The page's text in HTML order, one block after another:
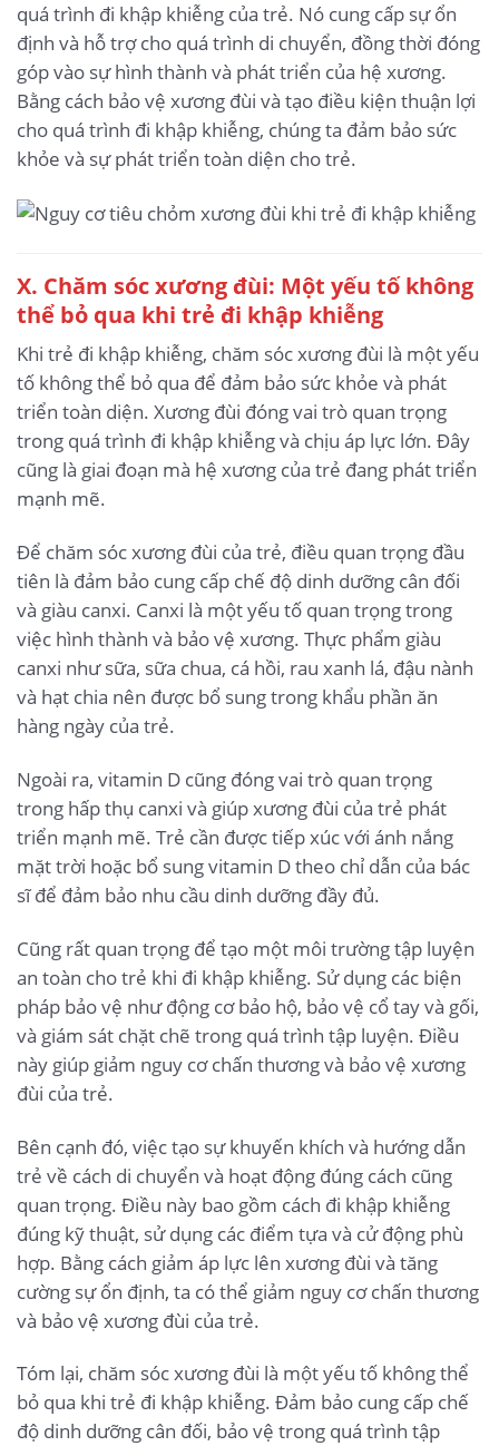
quá trình đi khập khiễng của trẻ. Nó cung cấp sự ổn
định và hỗ trợ cho quá trình di chuyển, đồng thời đóng
góp vào sự hình thành và phát triển của hệ xương.
Bằng cách bảo vệ xương đùi và tạo điều kiện thuận lợi
cho quá trình đi khập khiễng, chúng ta đảm bảo sức
khỏe và sự phát triển toàn diện cho trẻ.
X. Chăm sóc xương đùi: Một yếu tố không
thể bỏ qua khi trẻ đi khập khiễng
Khi trẻ đi khập khiễng, chăm sóc xương đùi là một yếu
tố không thể bỏ qua để đảm bảo sức khỏe và phát
triển toàn diện. Xương đùi đóng vai trò quan trọng
trong quá trình đi khập khiễng và chịu áp lực lớn. Đây
cũng là giai đoạn mà hệ xương của trẻ đang phát triển
mạnh mẽ.
Để chăm sóc xương đùi của trẻ, điều quan trọng đầu
tiên là đảm bảo cung cấp chế độ dinh dưỡng cân đối
và giàu canxi. Canxi là một yếu tố quan trọng trong
việc hình thành và bảo vệ xương. Thực phẩm giàu
canxi như sữa, sữa chua, cá hồi, rau xanh lá, đậu nành
và hạt chia nên được bổ sung trong khẩu phần ăn
hàng ngày của trẻ.
Ngoài ra, vitamin D cũng đóng vai trò quan trọng
trong hấp thụ canxi và giúp xương đùi của trẻ phát
triển mạnh mẽ. Trẻ cần được tiếp xúc với ánh nắng
mặt trời hoặc bổ sung vitamin D theo chỉ dẫn của bác
sĩ để đảm bảo nhu cầu dinh dưỡng đầy đủ.
Cũng rất quan trọng để tạo một môi trường tập luyện
an toàn cho trẻ khi đi khập khiễng. Sử dụng các biện
pháp bảo vệ như động cơ bảo hộ, bảo vệ cổ tay và gối,
và giám sát chặt chẽ trong quá trình tập luyện. Điều
này giúp giảm nguy cơ chấn thương và bảo vệ xương
đùi của trẻ.
Bên cạnh đó, việc tạo sự khuyến khích và hướng dẫn
trẻ về cách di chuyển và hoạt động đúng cách cũng
quan trọng. Điều này bao gồm cách đi khập khiễng
đúng kỹ thuật, sử dụng các điểm tựa và cử động phù
hợp. Bằng cách giảm áp lực lên xương đùi và tăng
cường sự ổn định, ta có thể giảm nguy cơ chấn thương
và bảo vệ xương đùi của trẻ.
Tóm lại, chăm sóc xương đùi là một yếu tố không thể
bỏ qua khi trẻ đi khập khiễng. Đảm bảo cung cấp chế
độ dinh dưỡng cân đối, bảo vệ trong quá trình tập